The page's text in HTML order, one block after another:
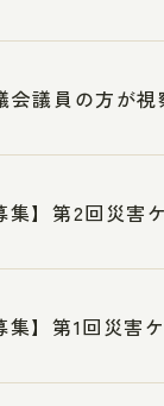
会議員の方が視
集】第2回災
集】第1回災